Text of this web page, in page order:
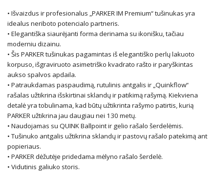
• Išvaizdus ir profesionalus „PARKER IM Premium“ tušinukas yra
idealus neriboto potencialo partneris.
• Elegantiška siaurėjanti forma derinama su ikonišku, tačiau
moderniu dizainu.
• Šis PARKER tušinukas pagamintas iš elegantiško perlų lakuoto
korpuso, išgraviruoto asimetriško kvadrato rašto ir paryškintas
aukso spalvos apdaila.
• Patraukdamas paspaudimą, rutulinis antgalis ir „Quinkflow“
rašalas užtikrina išskirtinai sklandų ir patikimą rašymą. Kiekviena
detalė yra tobulinama, kad būtų užtikrinta rašymo patirtis, kurią
PARKER užtikrina jau daugiau nei 130 metų.
• Naudojamas su QUINK Ballpoint ir gelio rašalo šerdelėmis.
• Tušinuko antgalis užtikrina sklandų ir pastovų rašalo patekimą ant
popieriaus.
• PARKER dėžutėje pridedama mėlyno rašalo šerdelė.
• Vidutinis galiuko storis.